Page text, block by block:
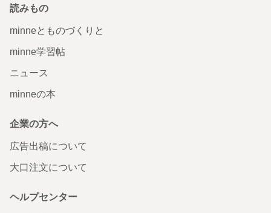
読みもの
minneとものづくりと
minne学習帖
ニュース
minneの本
企業の方へ
広告出稿について
大口注文について
ヘルプセンター